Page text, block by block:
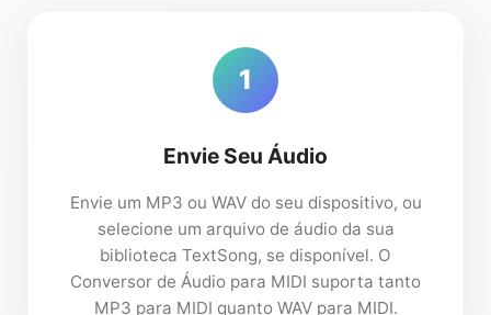
1
Envie Seu Áudio
Envie um MP3 ou WAV do seu dispositivo, ou
selecione um arquivo de áudio da sua
biblioteca TextSong, se disponível. O
Conversor de Áudio para MIDI suporta tanto
MP3 para MIDI quanto WAV para MIDI.